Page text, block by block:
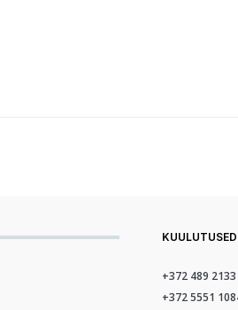
KUULUTUSED
+372 489 2133
+372 5551